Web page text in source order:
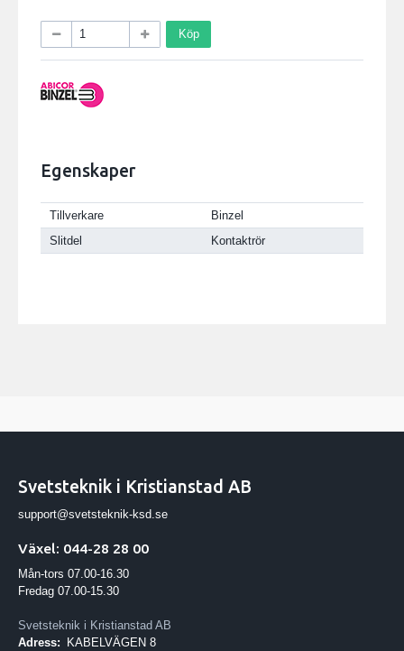
Köp
Egenskaper
Tillverkare
Binzel
Slitdel
Kontaktrör
Svetsteknik i Kristianstad AB
support@svetsteknik-ksd.se
Växel: 044-28 28 00
Mån-tors 07.00-16.30
Fredag 07.00-15.30
Svetsteknik i Kristianstad AB
Adress:
KABELVÄGEN 8